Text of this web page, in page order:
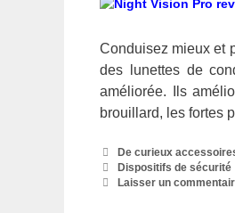
Conduisez mieux et
des lunettes de
améliorée. Ils
brouillard, les fortes
Catégories
De curieux
Étiquettes
Dispositifs de sécurité
Laisser un